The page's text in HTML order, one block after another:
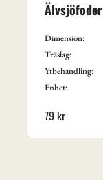
Älvsjöfoder
79kr
Dimension:
Träslag:
Ytbehandling:
Enhet: